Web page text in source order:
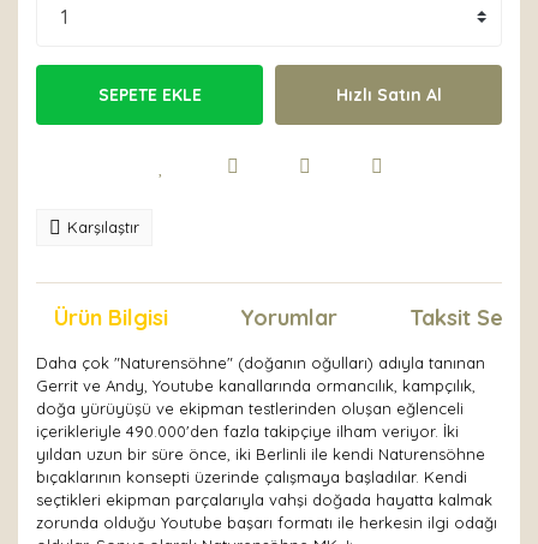
SEPETE EKLE Hızlı Satın Al
Karşılaştır
Ürün Bilgisi Yorumlar Taksit
Daha çok "Naturensöhne" (doğanın oğulları) adıyla tanınan
Gerrit ve Andy, Youtube kanallarında ormancılık, kampçılık,
doğa yürüyüşü ve ekipman testlerinden oluşan eğlenceli
içerikleriyle 490.000'den fazla takipçiye ilham veriyor. İki
yıldan uzun bir süre önce, iki Berlinli ile kendi Naturensöhne
bıçaklarının konsepti üzerinde çalışmaya başladılar. Kendi
seçtikleri ekipman parçalarıyla vahşi doğada hayatta kalmak
zorunda olduğu Youtube başarı formatı ile herkesin ilgi odağı